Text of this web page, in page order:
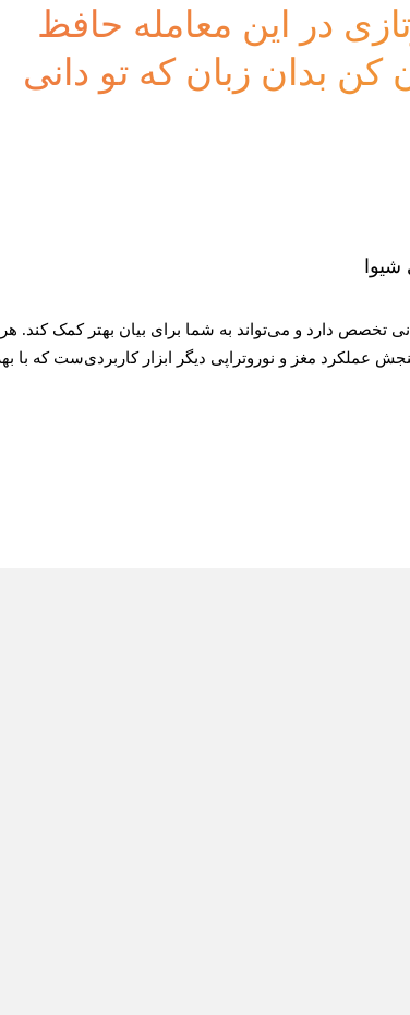
در این معامله حافظ
بدان زبان که تو دانی
شیوا
تخصص دارد و می‌تواند به شما برای بیان بهتر کمک کند.
عملکرد مغز و نوروتراپی دیگر ابزار کاربردی‌ست که با